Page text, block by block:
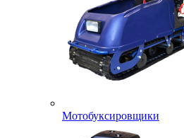
Мотобуксировщики